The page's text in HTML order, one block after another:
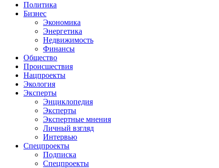
Политика
Бизнес
Экономика
Энергетика
Недвижимость
Финансы
Общество
Происшествия
Нацпроекты
Экология
Эксперты
Энциклопедия
Эксперты
Экспертные мнения
Личный взгляд
Интервью
Спецпроекты
Подписка
Спецпроекты